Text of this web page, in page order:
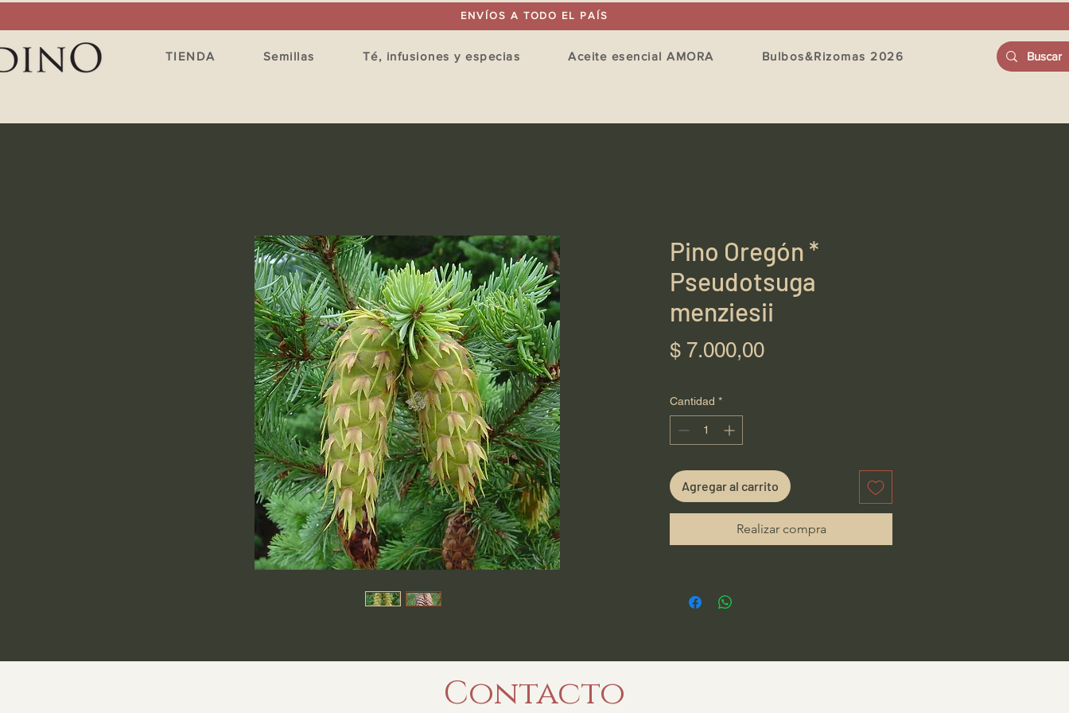
ENVÍOS A TODO EL PAÍS
TIENDA Semillas Té, infusiones y especias Aceite esencial AMORA Bulbos&Rizomas 2026
Pino Oregón *
Pseudotsuga
menziesii
$ 7.000,00Precio
Cantidad *
Agregar al carrito
Realizar compra
Contacto